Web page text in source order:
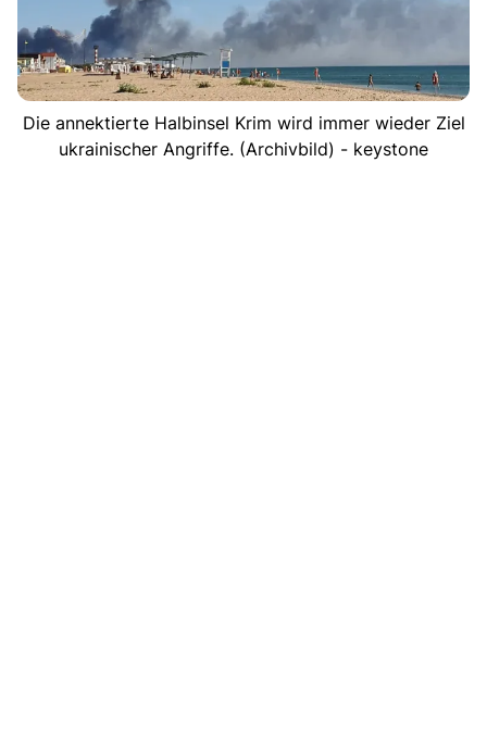
Die annektierte Halbinsel Krim wird immer wieder Ziel
ukrainischer Angriffe. (Archivbild) - keystone